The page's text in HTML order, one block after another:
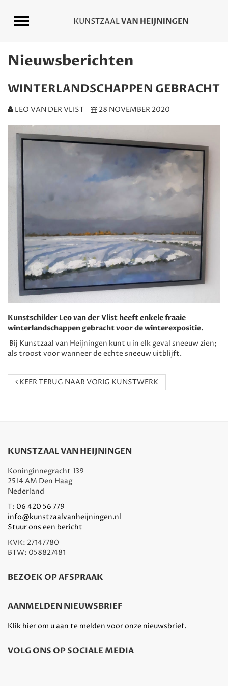
Nieuwsberichten
WINTERLANDSCHAPPEN GEBRACHT
LEO VAN DER VLIST 28 NOVEMBER 2020
Kunstschilder Leo van der Vlist heeft enkele fraaie
winterlandschappen gebracht voor de winterexpositie.
Bij Kunstzaal van Heijningen kunt u in elk geval sneeuw zien;
als troost voor wanneer de echte sneeuw uitblijft.
KEER TERUG NAAR VORIG KUNSTWERK
KUNSTZAAL VAN HEIJNINGEN
Koninginnegracht 139
2514 AM Den Haag
Nederland
T: 06 420 56 779
info@kunstzaalvanheijningen.nl
Stuur ons een bericht
KVK: 27147780
BTW: 058827481
BEZOEK OP AFSPRAAK
AANMELDEN NIEUWSBRIEF
Klik hier om u aan te melden voor onze nieuwsbrief.
VOLG ONS OP SOCIALE MEDIA